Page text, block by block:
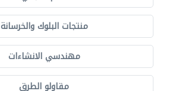
منتجات البلوك والخرسانة
مهندسي الانشاءات
مقاولو الطرق